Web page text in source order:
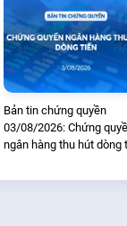
Bản tin chứng quyền
03/08/2026: Chứng
ngân hàng thu hút dòng